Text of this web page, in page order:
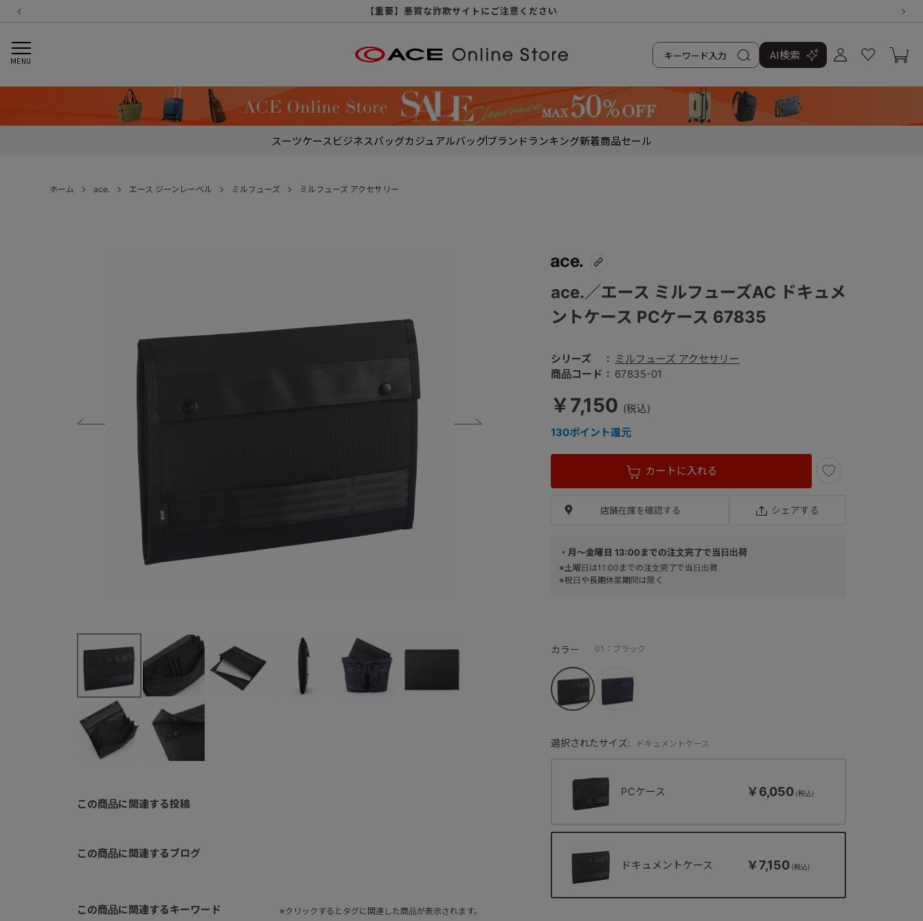
【重要】令和８年熊本地震に伴う配送への影響について
【重要】納品書・領収書ペーパーレス化（電子化）のお知らせ
【重要】天候不良や交通状況・物量増等に伴う配送への影響について
【重要】悪質な詐欺サイトにご注意ください
【重要】各種メールが届かない場合に関しまして
【重要】お問い合わせのご対応に関しまして
【重要】SNSのなりすまし詐欺にご注意ください
MENU AI検索
スーツケースビジネスバッグカジュアルバッグブランドランキング新着商品セール
ホーム ace. エース ジーンレーベル ミルフューズ ミルフューズ アクセサリー
この商品に関連する投稿
この商品に関連するブログ
この商品に関連するキーワード ※クリックするとタグに関連した商品が表示されます。
ace.／エース ミルフューズAC ドキュメ
ントケース PCケース 67835
シリーズ ミルフューズ アクセサリー
選択されたサイズ: ドキュメントケース
商品コード 67835-01
￥7,150
130ポイント還元
PCケース ￥6,050
ドキュメントケース ￥7,150
カラー 01：ブラック
カートに入れる
・月～金曜日 13:00までの注文完了で当日出荷
※土曜日は11:00までの注文完了で当日出荷
※祝日や長期休業期間は除く
店舗在庫を確認する シェアする